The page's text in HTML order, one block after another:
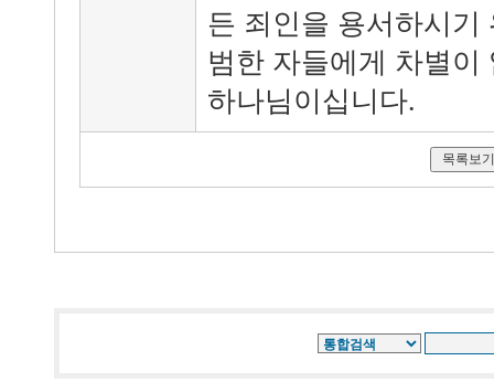
든 죄인을 용서하시기
범한 자들에게 차별이
하나님이십니다.